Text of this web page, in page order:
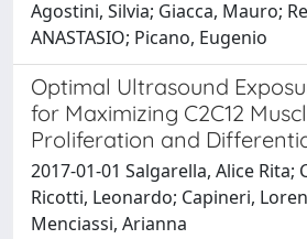
Agostini, Silvia; Giacca, Mauro;
ANASTASIO; Picano, Eugenio
Optimal Ultrasound
for Maximizing C2C12
Proliferation and
2017-01-01 Salgarella, Alice Rita;
Ricotti, Leonardo; Capineri,
Menciassi, Arianna